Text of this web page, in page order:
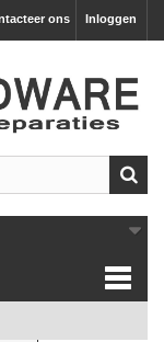
Inloggen
ons